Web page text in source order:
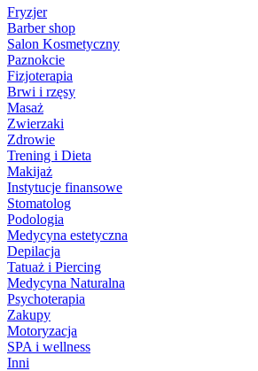
Fryzjer
Barber shop
Salon Kosmetyczny
Paznokcie
Fizjoterapia
Brwi i rzęsy
Masaż
Zwierzaki
Zdrowie
Trening i Dieta
Makijaż
Instytucje finansowe
Stomatolog
Podologia
Medycyna estetyczna
Depilacja
Tatuaż i Piercing
Medycyna Naturalna
Psychoterapia
Zakupy
Motoryzacja
SPA i wellness
Inni